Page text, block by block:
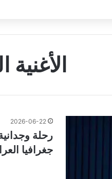
الأغنية
2026-06-22
رحلة
جغرافيا